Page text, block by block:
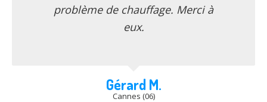
problème de chauffage. Merci à
eux.
Gérard M.
Cannes (06)